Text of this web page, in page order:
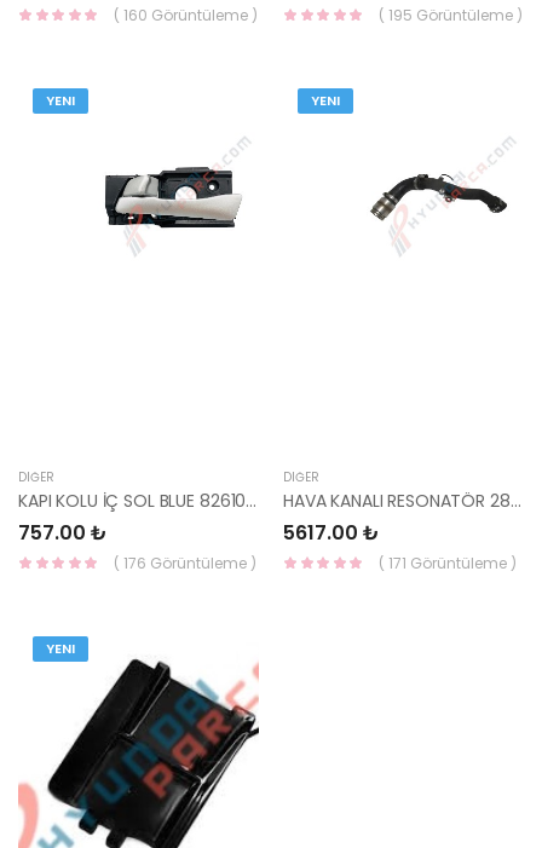
( 160 Görüntüleme ) ( 195 Görüntüleme )
YENI
DIĞER
KAPI KOLU İÇ SOL BLUE 82610-1R000RDR-HMC
757.00 ₺
( 176 Görüntüleme )
YENI
DIĞER
HAVA KANALI RESONATÖR 28291-2M000-MOBIS
5617.00 ₺
( 171 Görüntüleme )
YENI